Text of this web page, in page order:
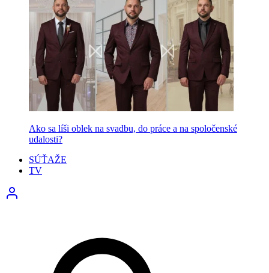
Ako sa líši oblek na svadbu, do práce a na spoločenské
udalosti?
SÚŤAŽE
TV